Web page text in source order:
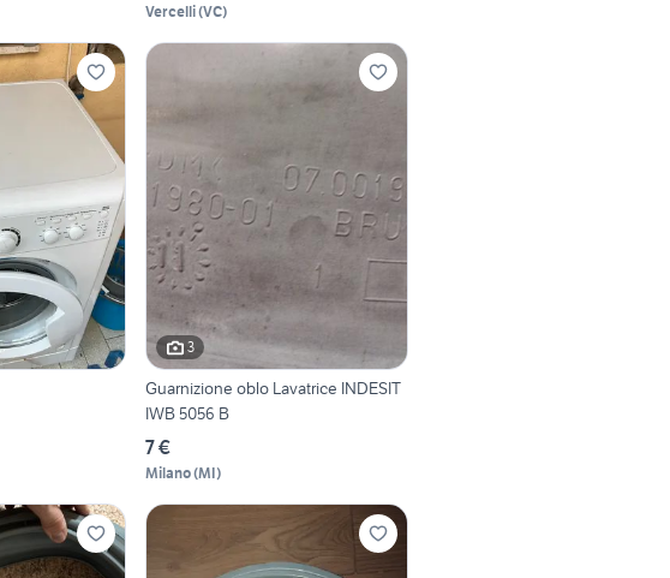
Vercelli(VC)
3
Guarnizione oblo Lavatrice INDESIT
IWB 5056 B
7 €
Milano(MI)